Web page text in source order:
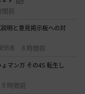
間前
明と意見掲示板への対
信者 8 時間前
マンガ その45 転生し
9 時間前